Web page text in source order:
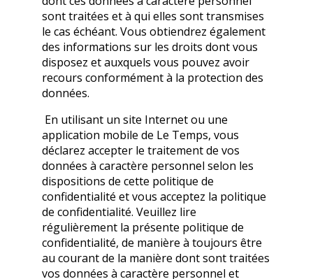
sont traitées et à qui elles sont transmises
le cas échéant. Vous obtiendrez également
des informations sur les droits dont vous
disposez et auxquels vous pouvez avoir
recours conformément à la protection des
données.
En utilisant un site Internet ou une
application mobile de Le Temps, vous
déclarez accepter le traitement de vos
données à caractère personnel selon les
dispositions de cette politique de
confidentialité et vous acceptez la politique
de confidentialité. Veuillez lire
régulièrement la présente politique de
confidentialité, de manière à toujours être
au courant de la manière dont sont traitées
vos données à caractère personnel et